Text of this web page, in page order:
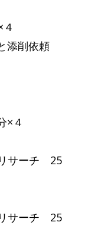
添削依頼
×４
サーチ 25
サーチ 25